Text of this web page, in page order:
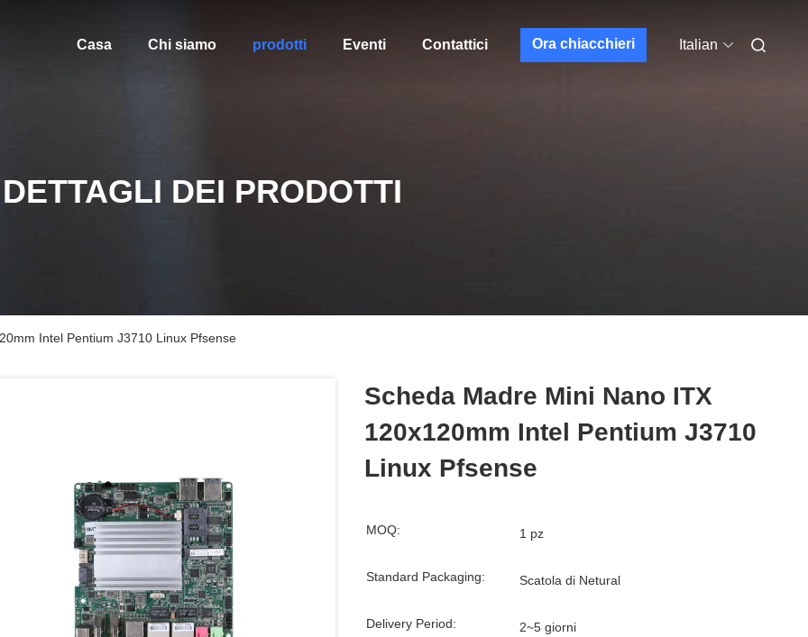
Casa Chi siamo prodotti Eventi Contattici Ora chiacchieri Italian
DETTAGLI DEI PRODOTTI
Intel Pentium J3710 Linux Pfsense
Scheda Madre Mini Nano ITX
120x120mm Intel Pentium J3710
Linux Pfsense
MOQ: 1 pz
Standard Packaging: Scatola di Netural
Delivery Period: 2~5 giorni